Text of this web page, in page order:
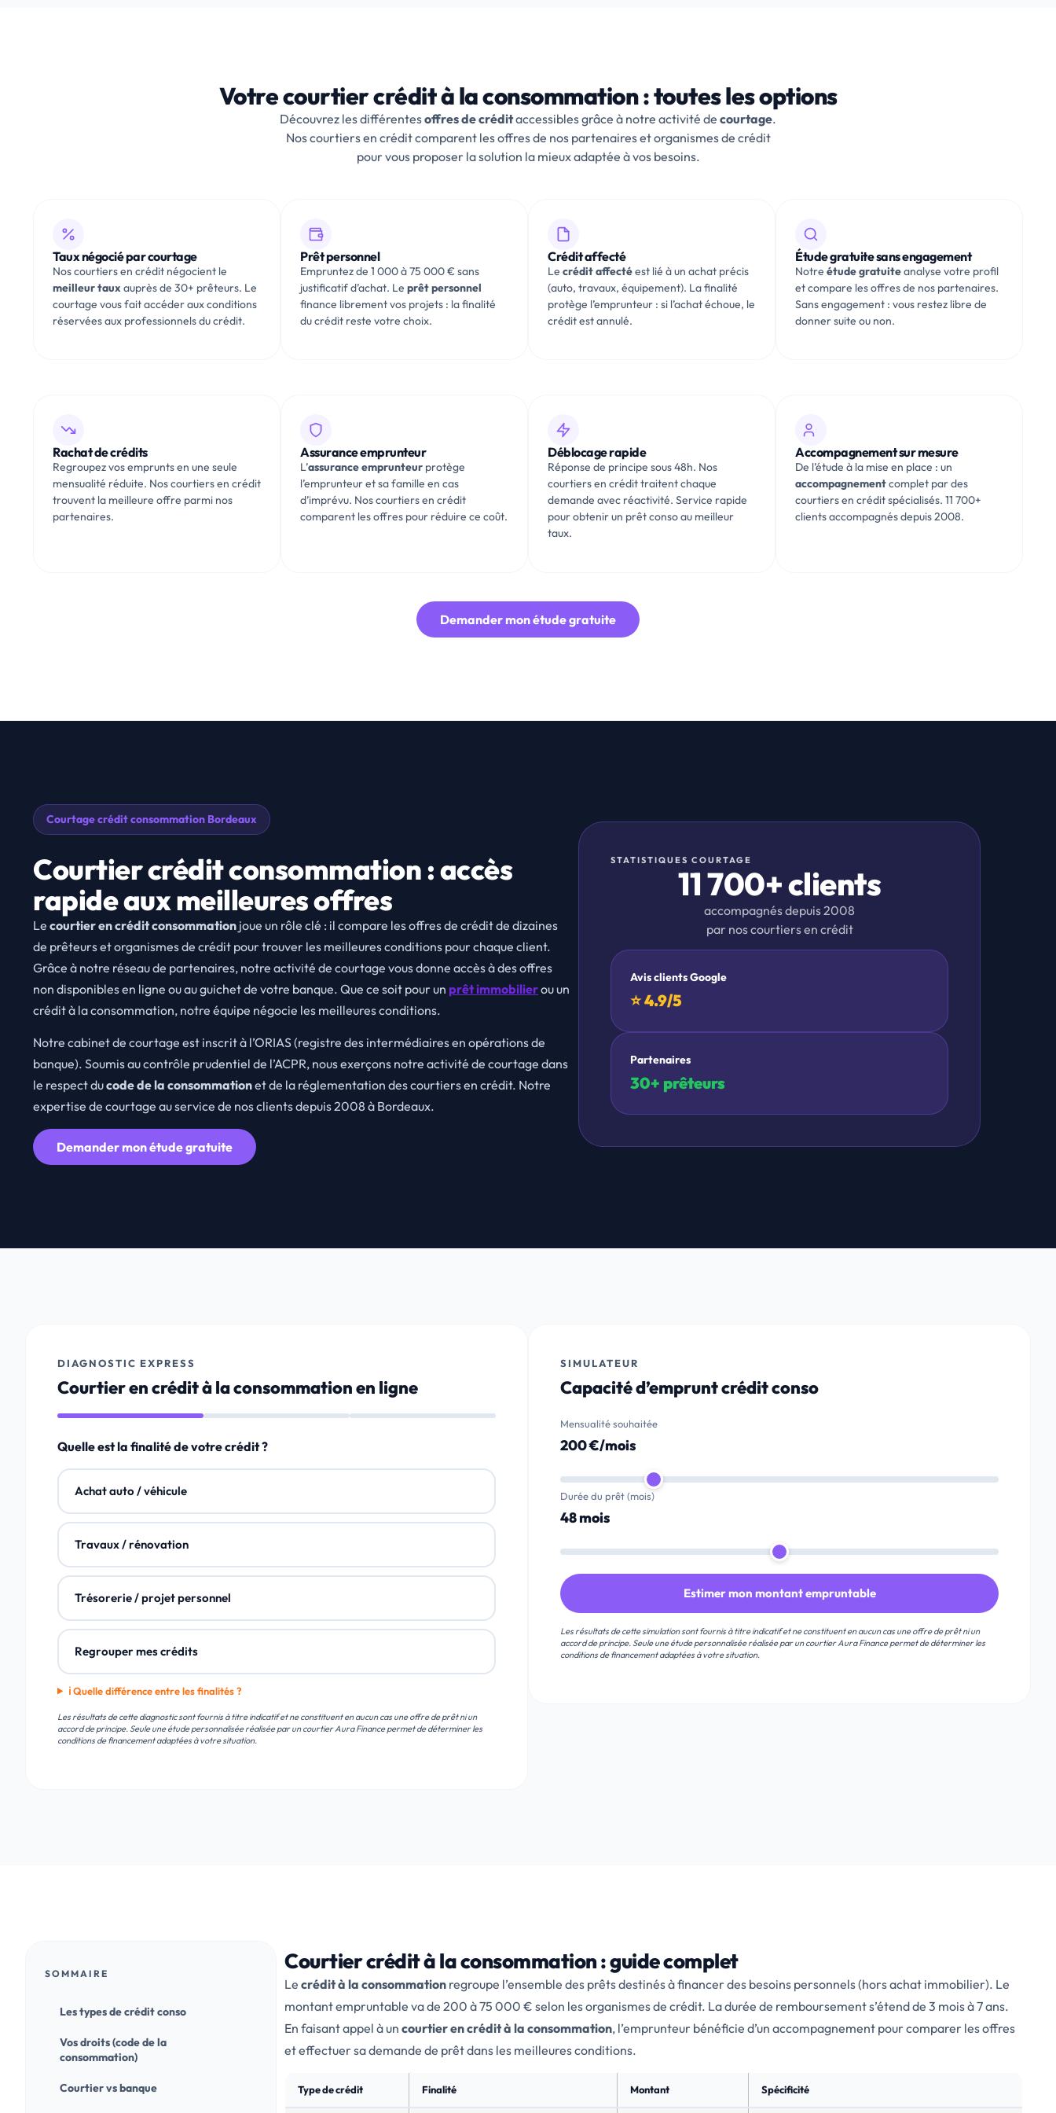
Votre courtier crédit à la consommation : toutes les options
Découvrez les différentesoffres de créditaccessibles grâce à notre activité de courtage.
Nos courtiers en crédit comparent les offres de nos partenaires et organismes de crédit
pour vous proposer la solution la mieux adaptée à vos besoins.
Taux négocié par courtage
Nos courtiers en crédit négocient le
meilleur tauxauprès de 30+ prêteurs. Le
courtage vous fait accéder aux conditions
réservées aux professionnels du crédit.
Prêt personnel
Empruntez de 1 000 à 75 000 € sans
justificatif d’achat. Le prêt personnel
finance librement vos projets : la finalité
du crédit reste votre choix.
Crédit affecté
Le crédit affectéest lié à un achat précis
(auto, travaux, équipement). La finalité
protège l’emprunteur : si l’achat échoue, le
crédit est annulé.
Étude gratuite sans engagement
Notre étude gratuiteanalyse votre profil
et compare les offres de nos partenaires.
Sans engagement : vous restez libre de
donner suite ou non.
Rachat de crédits
Regroupez vos emprunts en une seule
mensualité réduite. Nos courtiers en crédit
trouvent la meilleure offre parmi nos
partenaires.
Assurance emprunteur
L’assurance emprunteur protège
l’emprunteur et sa famille en cas
d’imprévu. Nos courtiers en crédit
comparent les offres pour réduire ce coût.
Déblocage rapide
Réponse de principe sous 48h. Nos
courtiers en crédit traitent chaque
demande avec réactivité. Service rapide
pour obtenir un prêt conso au meilleur
taux.
Accompagnement sur mesure
De l’étude à la mise en place : un
accompagnementcomplet par des
courtiers en crédit spécialisés. 11 700+
clients accompagnés depuis 2008.
Demander mon étude gratuite
Courtage crédit consommation Bordeaux
Courtier crédit consommation : accès
rapide aux meilleures offres
Le courtier en crédit consommation joue un rôle clé : il compare les offres de crédit de dizaines
de prêteurs et organismes de crédit pour trouver les meilleures conditions pour chaque client.
Grâce à notre réseau de partenaires, notre activité de courtage vous donne accès à des offres
non disponibles en ligne ou au guichet de votre banque. Que ce soit pour un prêt immobilierou un
crédit à la consommation, notre équipe négocie les meilleures conditions.
Notre cabinet de courtage est inscrit à l’ORIAS (registre des intermédiaires en opérations de
banque). Soumis au contrôle prudentiel de l’ACPR, nous exerçons notre activité de courtage dans
le respect ducode de la consommationet de la réglementation des courtiers en crédit. Notre
expertise de courtage au service de nos clients depuis 2008 à Bordeaux.
Demander mon étude gratuite
STATISTIQUES COURTAGE
11 700+ clients
accompagnés depuis 2008
par nos courtiers en crédit
Avis clients Google
⭐ 4.9/5
Partenaires
30+ prêteurs
DIAGNOSTIC EXPRESS
Courtier en crédit à la consommation en ligne
Quelle est la finalité de votre crédit ?
Achat auto / véhicule
Travaux / rénovation
Trésorerie / projet personnel
Regrouper mes crédits
ℹ️ Quelle différence entre les finalités ?
Les résultats de cette diagnostic sont fournis à titre indicatif et ne constituent en aucun cas une offre de prêt ni un
accord de principe. Seule une étude personnalisée réalisée par un courtier Aura Finance permet de déterminer les
conditions de financement adaptées à votre situation.
SIMULATEUR
Capacité d’emprunt crédit conso
Mensualité souhaitée
200 €/mois
Durée du prêt (mois)
48 mois
Estimer mon montant empruntable
Les résultats de cette simulation sont fournis à titre indicatif et ne constituent en aucun cas une offre de prêt ni un
accord de principe. Seule une étude personnalisée réalisée par un courtier Aura Finance permet de déterminer les
conditions de financement adaptées à votre situation.
SOMMAIRE
Les types de crédit conso
Vos droits (code de la
consommation)
Courtier vs banque
Courtier crédit à la consommation : guide complet
Le crédit à la consommation regroupe l’ensemble des prêts destinés à financer des besoins personnels (hors achat immobilier). Le
montant empruntable va de 200 à 75 000 € selon les organismes de crédit. La durée de remboursement s’étend de 3 mois à 7 ans.
En faisant appel à un courtier en crédit à la consommation, l’emprunteur bénéficie d’un accompagnement pour comparer les offres
et effectuer sa demande de prêt dans les meilleures conditions.
Type de crédit Finalité Montant Spécificité